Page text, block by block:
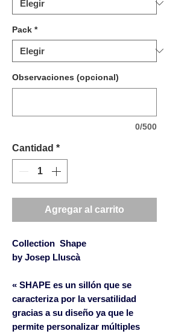
Pack *
Observaciones (opcional)
0/500
Cantidad *
Agregar al carrito
Collection Shape
by Josep Lluscà
« SHAPE es un sillón que se
caracteriza por la versatilidad
gracias a su diseño ya que le
permite personalizar múltiples